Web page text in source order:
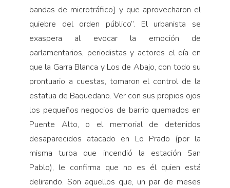
bandas de microtráfico] y que aprovecharon el
quiebre del orden público”. El urbanista se
exaspera al evocar la emoción de
parlamentarios, periodistas y actores el día en
que la Garra Blanca y Los de Abajo, con todo su
prontuario a cuestas, tomaron el control de la
estatua de Baquedano. Ver con sus propios ojos
los pequeños negocios de barrio quemados en
Puente Alto, o el memorial de detenidos
desaparecidos atacado en Lo Prado (por la
misma turba que incendió la estación San
Pablo), le confirma que no es él quien está
delirando. Son aquellos que, un par de meses